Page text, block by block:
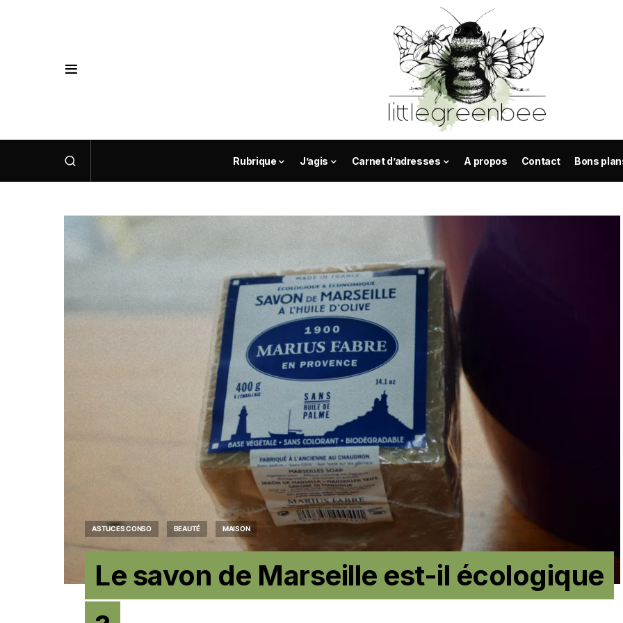
Rubrique J’agis Carnet d’adresses A propos Contact Bons
ASTUCES CONSO BEAUTÉ MAISON
Le savon de Marseille est-il écologique